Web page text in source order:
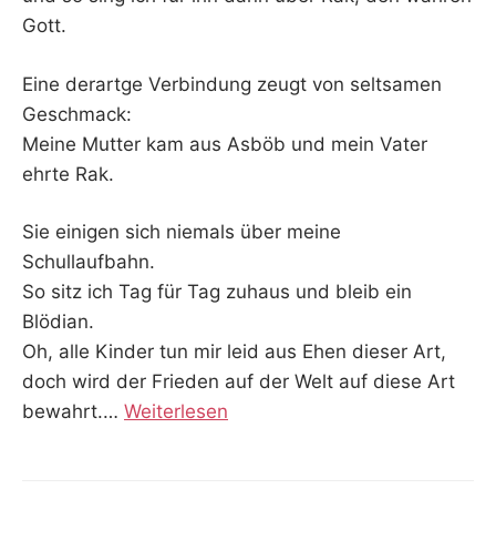
Gott.
Eine derartge Verbindung zeugt von seltsamen
Geschmack:
Meine Mutter kam aus Asböb und mein Vater
ehrte Rak.
Sie einigen sich niemals über meine
Schullaufbahn.
So sitz ich Tag für Tag zuhaus und bleib ein
Blödian.
Oh, alle Kinder tun mir leid aus Ehen dieser Art,
doch wird der Frieden auf der Welt auf diese Art
bewahrt.… Weiterlesen